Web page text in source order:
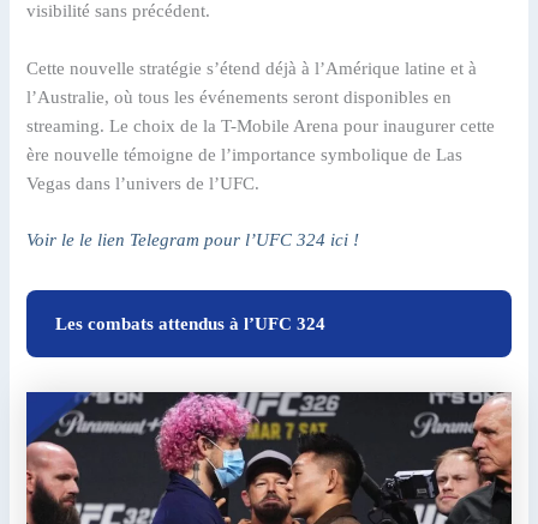
visibilité sans précédent.
Cette nouvelle stratégie s’étend déjà à l’Amérique latine et à
l’Australie, où tous les événements seront disponibles en
streaming. Le choix de la T-Mobile Arena pour inaugurer cette
ère nouvelle témoigne de l’importance symbolique de Las
Vegas dans l’univers de l’UFC.
Voir le le lien Telegram pour l’UFC 324 ici !
Les combats attendus à l’UFC 324